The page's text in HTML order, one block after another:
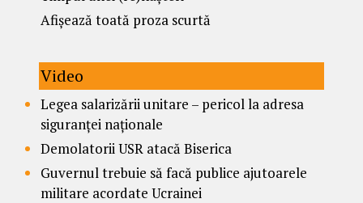
Afișează toată proza scurtă
Video
Legea salarizării unitare – pericol la adresa
siguranței naționale
Demolatorii USR atacă Biserica
Guvernul trebuie să facă publice ajutoarele
militare acordate Ucrainei